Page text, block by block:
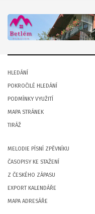
HLEDÁNÍ
POKROČILÉ HLEDÁNÍ
PODMÍNKY VYUŽITÍ
MAPA STRÁNEK
TIRÁŽ
MELODIE PÍSNÍ ZPĚVNÍKU
ČASOPISY KE STAŽENÍ
Z ČESKÉHO ZÁPASU
EXPORT KALENDÁŘE
MAPA ADRESÁŘE